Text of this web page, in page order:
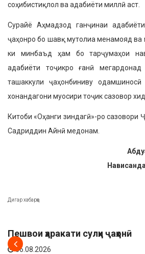
соҳибистиқлол ва адабиёти миллӣ аст.
Сурайё Аҳмадзод ганҷинаи
ҷаҳонро бо шавқ мутолиа менамояд
ки минбаъд ҳам бо тарҷумаҳои
адабиёти тоҷикро ғанӣ
ташак­кули ҷаҳонбиниву
хонандагони муосири тоҷик сазовор
Китоби «Оҳанги зиндагӣ»-ро сазовори
Садриддин Айнӣ медонам.
Абду
Дигар хабарҳо
Пешвои ҳаракати сулҳи ҷаҳонӣ
06.08.2026